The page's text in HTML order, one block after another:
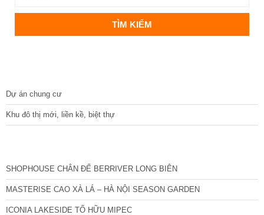
Dự án chung cư
Khu đô thị mới, liền kề, biệt thự
SHOPHOUSE CHÂN ĐẾ BERRIVER LONG BIÊN
MASTERISE CAO XÀ LÁ – HÀ NỘI SEASON GARDEN
ICONIA LAKESIDE TỐ HỮU MIPEC